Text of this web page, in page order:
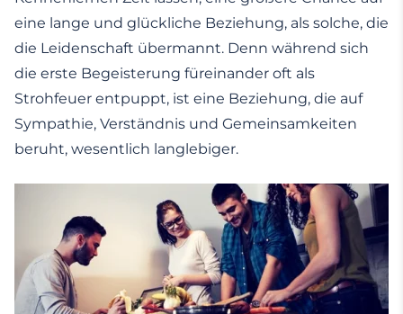
eine lange und glückliche Beziehung, als solche, die
die Leidenschaft übermannt. Denn während sich
die erste Begeisterung füreinander oft als
Strohfeuer entpuppt, ist eine Beziehung, die auf
Sympathie, Verständnis und Gemeinsamkeiten
beruht, wesentlich langlebiger.